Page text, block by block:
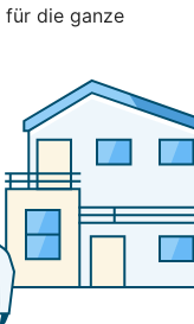
für die ganze